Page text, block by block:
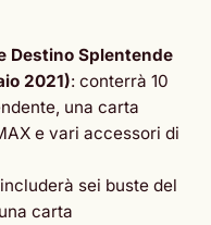
Destino Splentende
2021): conterrà 10
una carta
e vari accessori di
includerà sei buste del
carta